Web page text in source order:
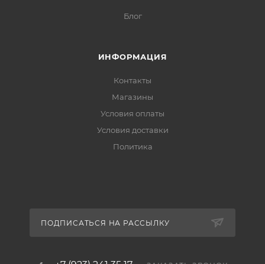
Блог
ИНФОРМАЦИЯ
Контакты
Магазины
Условия оплаты
Условия доставки
Политика
ПОДПИСАТЬСЯ НА РАССЫЛКУ